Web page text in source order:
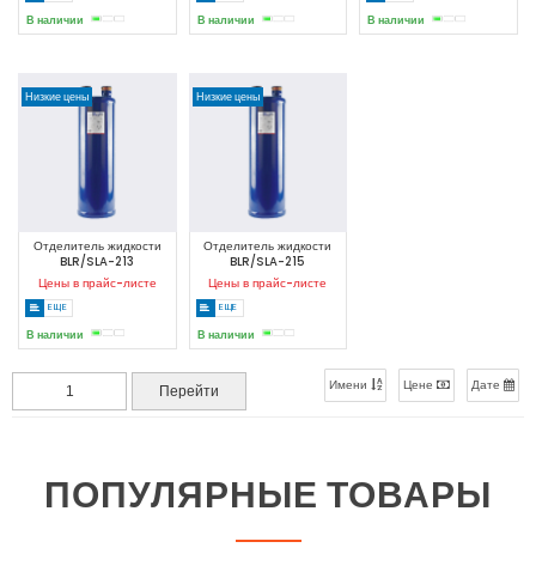
В наличии В наличии В наличии
Низкие цены
Отделитель жидкости
BLR/SLA-213
Цены в прайс-листе
ЕЩЕ
В наличии
Низкие цены
Отделитель жидкости
BLR/SLA-215
Цены в прайс-листе
ЕЩЕ
В наличии
Имени Цене Дате
ПОПУЛЯРНЫЕ ТОВАРЫ